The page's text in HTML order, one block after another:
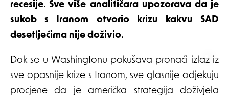
recesije. Sve više analitičara upozorava da je
sukob s Iranom otvorio krizu kakvu SAD
desetljećima nije doživio.
Dok se u Washingtonu pokušava pronaći izlaz iz
sve opasnije krize s Iranom, sve glasnije odjekuju
procjene da je američka strategija doživjela